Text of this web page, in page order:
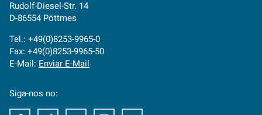
Rudolf-Diesel-Str. 14
D-86554 Pöttmes
Tel.: +49(0)8253-9965-0
Fax: +49(0)8253-9965-50
E-Mail: Enviar E-Mail
Siga-nos no: